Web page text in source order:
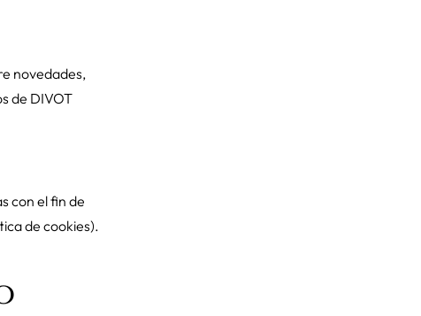
novedades,
de DIVOT
con el fin de
de cookies).